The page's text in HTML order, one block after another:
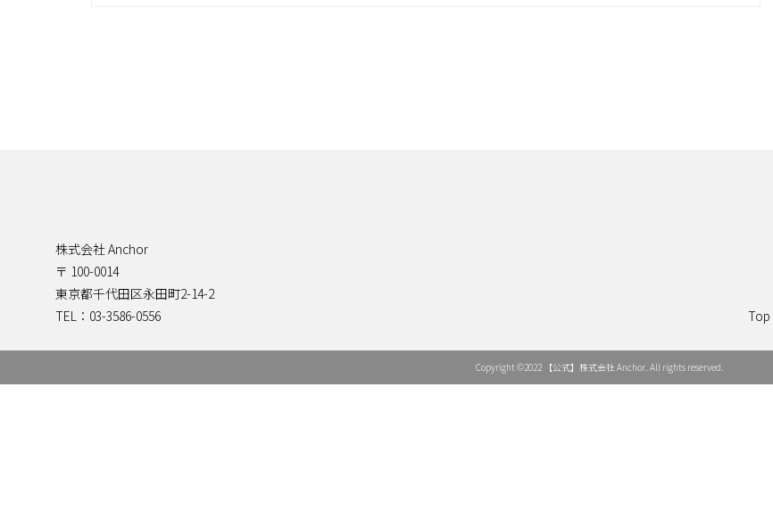
株式会社 Anchor
〒 100-0014
東京都千代田区永田町2-14-2
TEL：03-3586-0556
Top
Copyright ©2022 【公式】株式会社 Anchor. All rights reserved.